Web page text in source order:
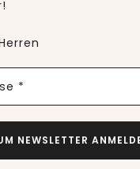
*
NEWSLETTER